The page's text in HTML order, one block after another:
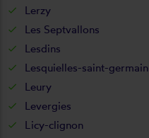
Lerzy
Les Septvallons
Lesdins
Lesquielles-saint-germain
Leury
Levergies
Licy-clignon